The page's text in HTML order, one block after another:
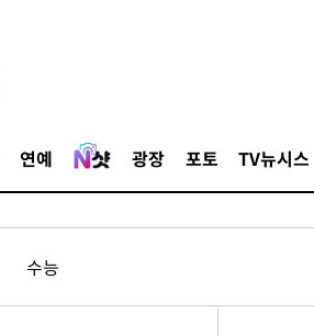
연예 광장 포토 TV뉴시스
수능